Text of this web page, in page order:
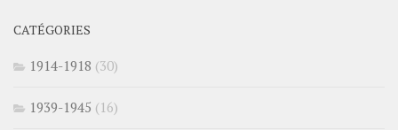
CATÉGORIES
1914-1918 (30)
1939-1945 (16)